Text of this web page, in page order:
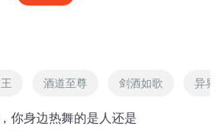
酒道至尊 剑酒如歌 异界
你身边热舞的是人还是